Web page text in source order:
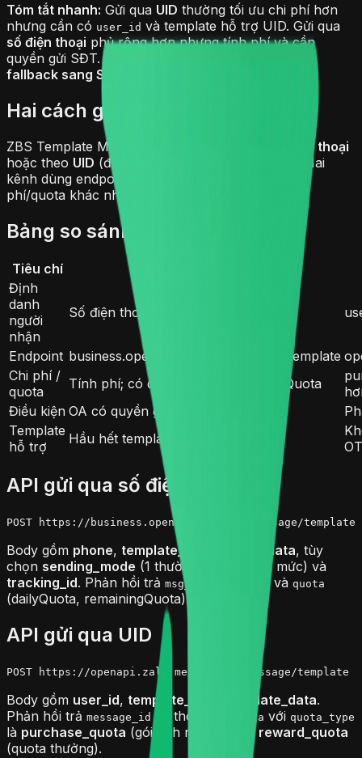
Tóm tắt nhanh: Gửi qua UID thường tối ưu chi phí hơn
nhưng cần có user_id và template hỗ trợ UID. Gửi qua
số điện thoại phủ rộng hơn nhưng tính phí và cần
quyền gửi SĐT. Chiến lược tốt nhất:
thử UID trước,
fallback sang SĐT
Hai cách gửi tin ZBS
ZBS Template Message hỗ trợ gửi tin theo
số điện thoại
hoặc theo UID (định danh người dùng theo OA). Hai
kênh dùng endpoint khác nhau và có cơ chế tính
phí/quota khác nhau.
Bảng so sánh SĐT vs UID
Tiêu chí
Định
danh
người
nhận
Số điện thoại (84xxxxxxxxx)
Endpoint business.openapi.zalo.me/message/template
Chi phí /
quota
Tính phí; có dailyQuota / remainingQuota
Điều kiện OA có quyền gửi SĐT, đã xác thực
Template
hỗ trợ
Hầu hết template đã duyệt
API gửi qua số điện thoại
POST https://business.openapi.zalo.me/message/template
Body gồm phone, template_id template_data, tùy
chọn sending_mode (1 thường, 3 vượt hạn mức) và
tracking_id. Phản hồi trả msg_id và quota
(dailyQuota, remainingQuota).
API gửi qua UID
POST https://openapi.zalo.me/v3.0/oa/message/template
Body gồm user_id, template_id template_data.
Phản hồi trả message_id và thông tin quota với quota_type
là purchase_quota (gói tính năng) hoặcreward_quota
(quota thưởng).